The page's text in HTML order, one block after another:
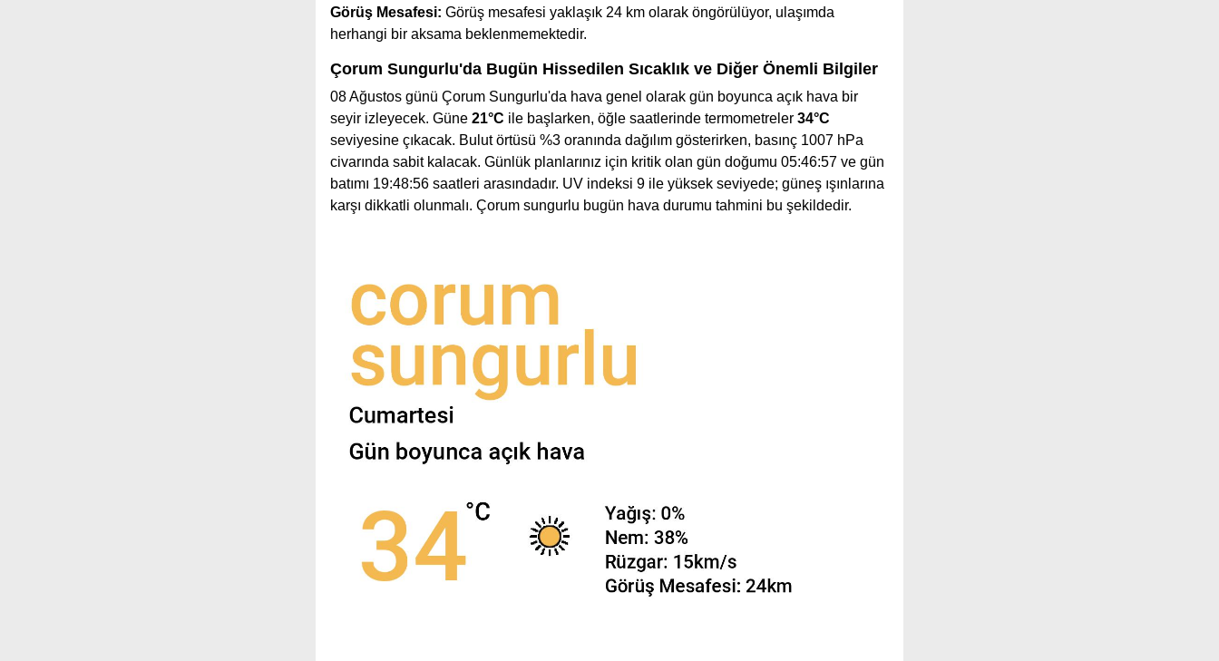
Görüş Mesafesi: Görüş mesafesi yaklaşık 24 km olarak öngörülüyor, ulaşımda
herhangi bir aksama beklenmemektedir.
Çorum Sungurlu'da Bugün Hissedilen Sıcaklık ve Diğer Önemli Bilgiler
08 Ağustos günü Çorum Sungurlu'da hava genel olarak gün boyunca açık hava bir
seyir izleyecek. Güne 21°C ile başlarken, öğle saatlerinde termometreler 34°C
seviyesine çıkacak. Bulut örtüsü %3 oranında dağılım gösterirken, basınç 1007 hPa
civarında sabit kalacak. Günlük planlarınız için kritik olan gün doğumu 05:46:57 ve gün
batımı 19:48:56 saatleri arasındadır. UV indeksi 9 ile yüksek seviyede; güneş ışınlarına
karşı dikkatli olunmalı. Çorum sungurlu bugün hava durumu tahmini bu şekildedir.